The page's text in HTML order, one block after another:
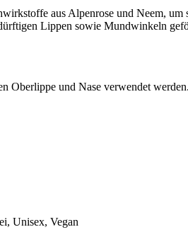
aus Alpenrose und Neem,
Lippen sowie Mundwinkeln
Oberlippe und Nase verwendet werden.
Unisex, Vegan